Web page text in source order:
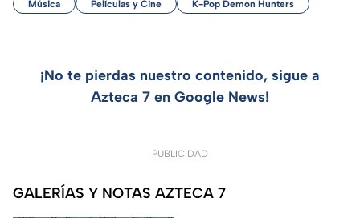
Música Películas y Cine K-Pop Demon Hunters
¡No te pierdas nuestro contenido, sigue a
Azteca 7 en Google News!
PUBLICIDAD
GALERÍAS Y NOTAS AZTECA 7